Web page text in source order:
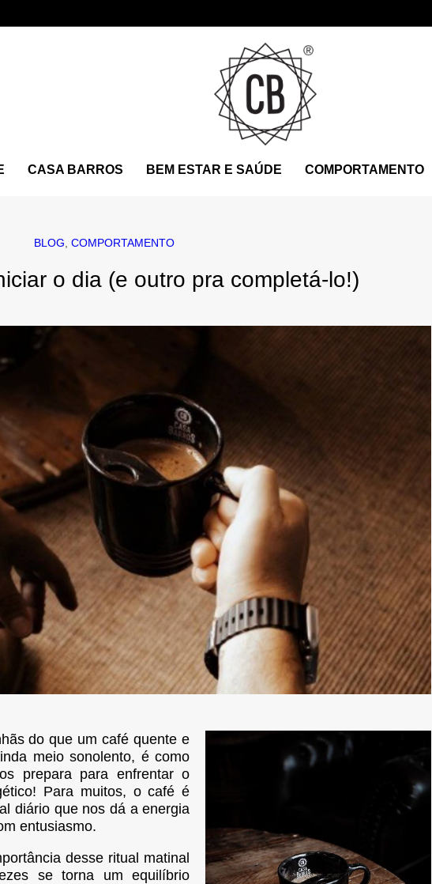
CASA BARROS BEM ESTAR E SAÚDE COMPORTAMENTO
BLOG COMPORTAMENTO
o dia (e outro pra completá-lo!)
do que um café quente e
meio sonolento, é como
prepara para enfrentar o
Para muitos, o café é
diário que nos dá a energia
entusiasmo.
desse ritual matinal
se torna um equilíbrio